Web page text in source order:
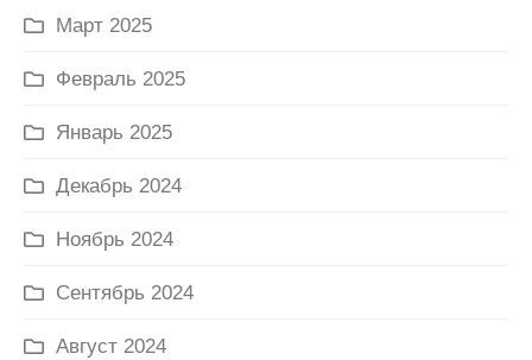
Март 2025
Февраль 2025
Январь 2025
Декабрь 2024
Ноябрь 2024
Сентябрь 2024
Август 2024